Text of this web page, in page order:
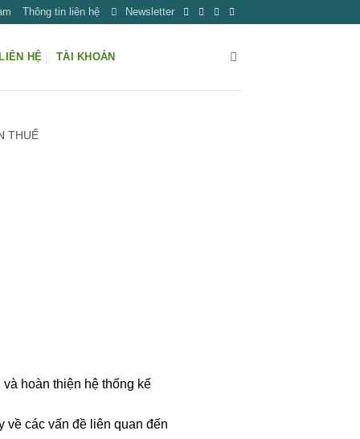
Thông tin liên hệ Newsletter
HỆ TÀI KHOẢN
THUẾ
hoàn thiện hệ thống kế
về các vấn đề liên quan đến